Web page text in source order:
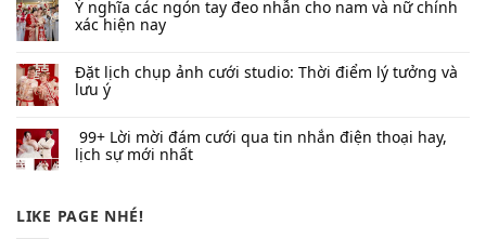
Ý nghĩa các ngón tay đeo nhẫn cho nam và nữ chính
xác hiện nay
Đặt lịch chụp ảnh cưới studio: Thời điểm lý tưởng và
lưu ý
99+ Lời mời đám cưới qua tin nhắn​ điện thoại hay,
lịch sự mới nhất
LIKE PAGE NHÉ!